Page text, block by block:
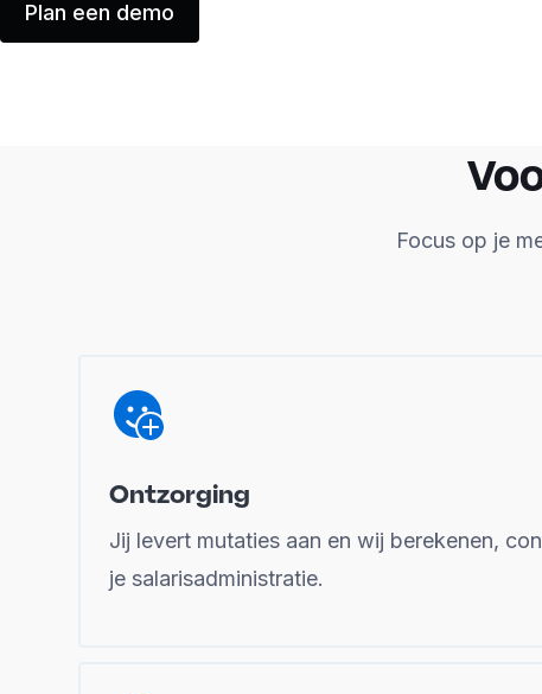
Plan een demo
Focus op je
Ontzorging
Jij levert mutaties aan en wij berekenen,
je salarisadministratie.